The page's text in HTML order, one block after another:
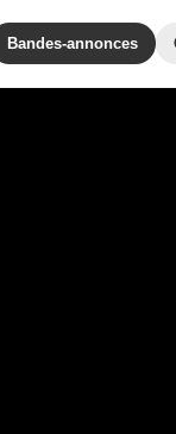
Bandes-annonces